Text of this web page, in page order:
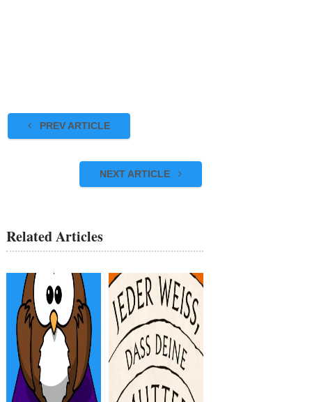
PREV ARTICLE
NEXT ARTICLE
Related Articles